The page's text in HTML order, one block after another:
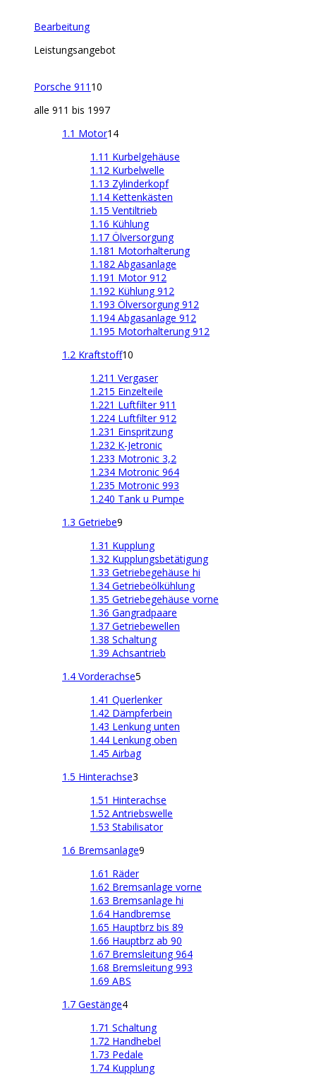
Bearbeitung
Leistungsangebot
Porsche 911 10
alle 911 bis 1997
1.1 Motor14
1.11 Kurbelgehäuse
1.12 Kurbelwelle
1.13 Zylinderkopf
1.14 Kettenkästen
1.15 Ventiltrieb
1.16 Kühlung
1.17 Ölversorgung
1.181 Motorhalterung
1.182 Abgasanlage
1.191 Motor 912
1.192 Kühlung 912
1.193 Ölversorgung 912
1.194 Abgasanlage 912
1.195 Motorhalterung 912
1.2 Kraftstoff10
1.211 Vergaser
1.215 Einzelteile
1.221 Luftfilter 911
1.224 Luftfilter 912
1.231 Einspritzung
1.232 K-Jetronic
1.233 Motronic 3,2
1.234 Motronic 964
1.235 Motronic 993
1.240 Tank u Pumpe
1.3 Getriebe9
1.31 Kupplung
1.32 Kupplungsbetätigung
1.33 Getriebegehäuse hi
1.34 Getriebeölkühlung
1.35 Getriebegehäuse vorne
1.36 Gangradpaare
1.37 Getriebewellen
1.38 Schaltung
1.39 Achsantrieb
1.4 Vorderachse5
1.41 Querlenker
1.42 Dämpferbein
1.43 Lenkung unten
1.44 Lenkung oben
1.45 Airbag
1.5 Hinterachse3
1.51 Hinterachse
1.52 Antriebswelle
1.53 Stabilisator
1.6 Bremsanlage9
1.61 Räder
1.62 Bremsanlage vorne
1.63 Bremsanlage hi
1.64 Handbremse
1.65 Hauptbrz bis 89
1.66 Hauptbrz ab 90
1.67 Bremsleitung 964
1.68 Bremsleitung 993
1.69 ABS
1.7 Gestänge4
1.71 Schaltung
1.72 Handhebel
1.73 Pedale
1.74 Kupplung